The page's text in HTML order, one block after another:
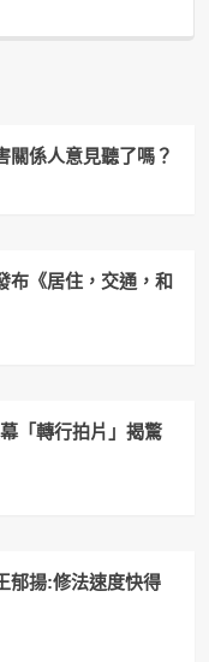
係人意見聽了嗎？
布《居住，交通，和
「轉行拍片」揭驚
揚:修法速度快得